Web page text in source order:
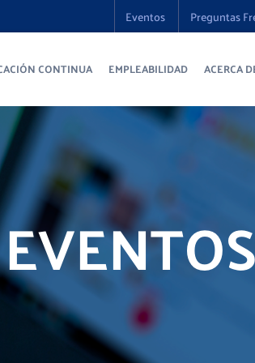
Eventos Preguntas
CONTINUA EMPLEABILIDAD ACERCA